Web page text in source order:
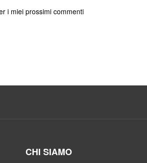
i miei prossimi commenti
CHI SIAMO